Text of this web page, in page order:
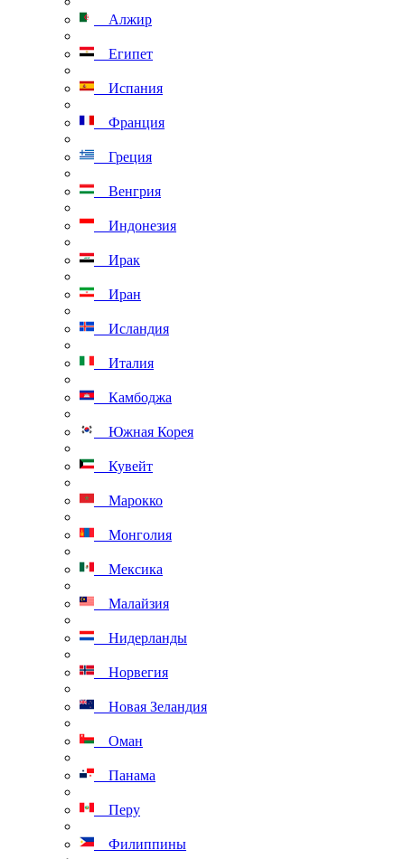
Алжир
Египет
Испания
Франция
Греция
Венгрия
Индонезия
Ирак
Иран
Исландия
Италия
Камбоджа
Южная Корея
Кувейт
Марокко
Монголия
Мексика
Малайзия
Нидерланды
Норвегия
Новая Зеландия
Оман
Панама
Перу
Филиппины